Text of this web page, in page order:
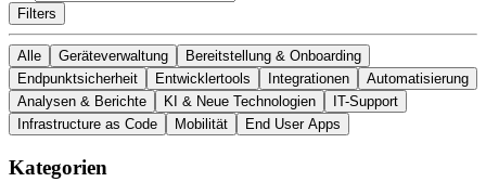
Filters
Alle Geräteverwaltung
Bereitstellung & Onboarding
Endpunktsicherheit
Entwicklertools Integrationen
Automatisierung
Analysen & Berichte
KI & Neue Technologien
IT-Support
Infrastructure as Code
Mobilität End User Apps
Kategorien